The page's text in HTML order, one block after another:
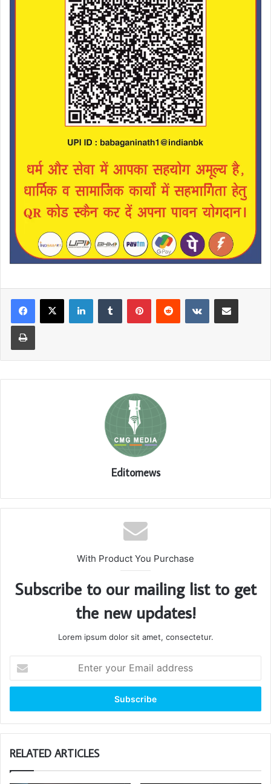
LinkedInTumblr PinterestReddit VKontakteShare via Email
Print
Editornews
With Product You Purchase
Subscribe to our mailing list to get
the new updates!
Lorem ipsum dolor sit amet, consectetur.
your
Email
RELATED ARTICLES